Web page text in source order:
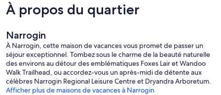
À propos du quartier
Narrogin
À Narrogin, cette maison de vacances vous promet de passer un
séjour exceptionnel. Tombez sous le charme de la beauté naturelle
des environs au détour des emblématiques Foxes Lair et Wandoo
Walk Trailhead, ou accordez-vous un après-midi de détente aux
célèbres Narrogin Regional Leisure Centre et Dryandra Arboretum.
Afficher plus de maisons de vacances à Narrogin